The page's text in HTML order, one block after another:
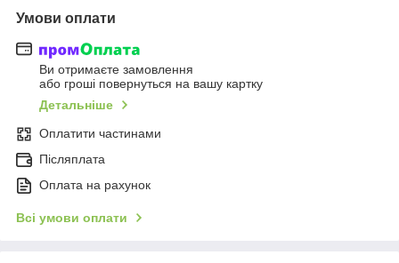
Умови оплати
Ви отримаєте замовлення
або гроші повернуться на вашу картку
Детальніше
Оплатити частинами
Післяплата
Оплата на рахунок
Всі умови оплати